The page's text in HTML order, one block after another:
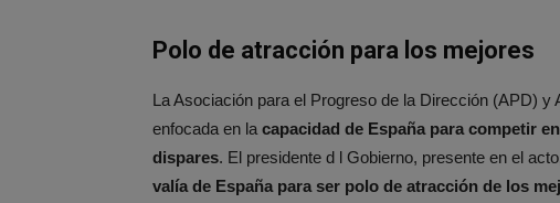
Polo de atracción para los mejores
La Asociación para el Progreso de la Dirección (APD)
enfocada en la capacidad de España para competir en
dispares. El presidente d l Gobierno, presente en el acto
valía de España para ser polo de atracción de los